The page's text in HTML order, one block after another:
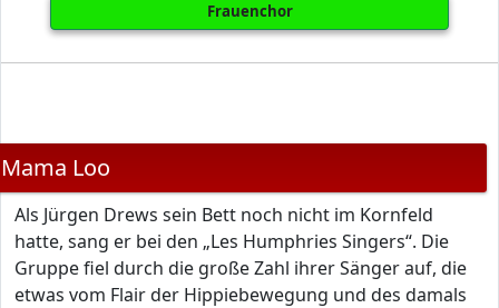
Frauenchor
Mama Loo
Als Jürgen Drews sein Bett noch nicht im Kornfeld
hatte, sang er bei den „Les Humphries Singers“. Die
Gruppe fiel durch die große Zahl ihrer Sänger auf, die
etwas vom Flair der Hippiebewegung und des damals